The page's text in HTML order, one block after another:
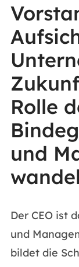
Rolle
und
Der CEO ist
und
bildet die